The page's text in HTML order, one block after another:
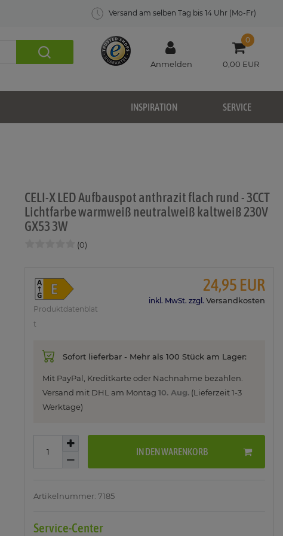
Versand am selben Tag bis 14 Uhr (Mo-Fr)
Anmelden
0
0,00 EUR
SERVICE
INSPIRATION
CELI-X LED Aufbauspot anthrazit flach rund - 3CCT
Lichtfarbe warmweiß neutralweiß kaltweiß 230V
GX53 3W
(0)
Produktdatenblat
t
24,95 EUR
inkl. MwSt. zzgl. Versandkosten
Sofort lieferbar - Mehr als 100 Stück am Lager:
Mit PayPal, Kreditkarte oder Nachnahme bezahlen.
Versand mit DHL am Montag 10. Aug. (Lieferzeit 1-3
Werktage)
IN DEN WARENKORB
Artikelnummer: 7185
Service-Center